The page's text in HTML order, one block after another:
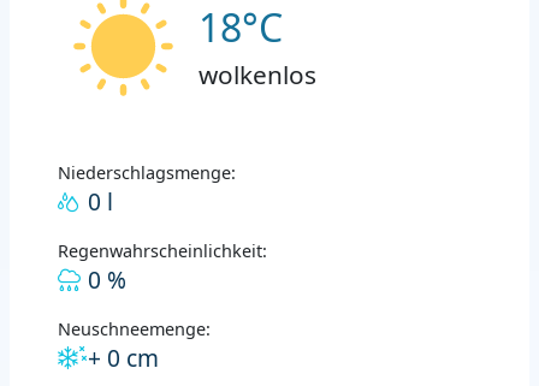
18°C
wolkenlos
Niederschlagsmenge:
0 l
Regenwahrscheinlichkeit:
0 %
Neuschneemenge:
+ 0 cm